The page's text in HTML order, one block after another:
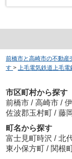
前橋市と高崎市の不動産
す > 上毛電気鉄道上毛電
市区町村から探す
前橋市 / 高崎市 /
佐波郡玉村町 / 藤
町名から探す
富士見町時沢 / 北
東小保方町 / 関根